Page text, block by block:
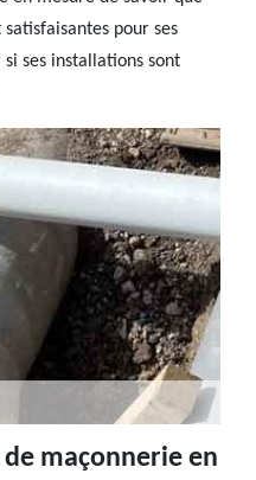
pour ses
ses installations sont
maçonnerie en